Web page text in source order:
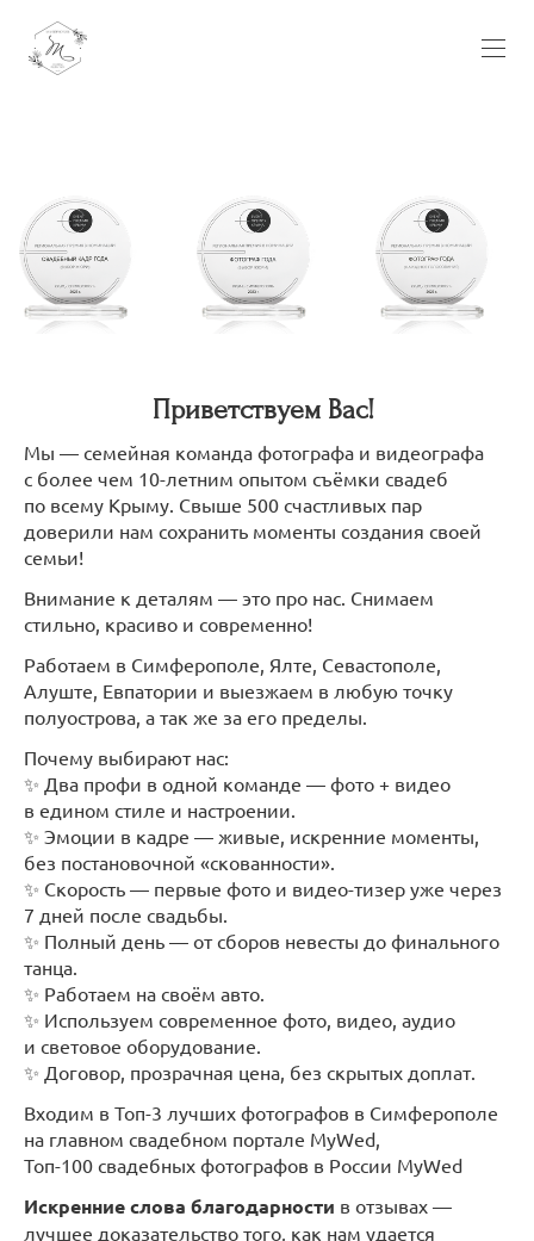
Приветствуем Вас!
Мы — семейная команда фотографа и видеографа
с более чем 10-летним опытом съёмки свадеб
по всему Крыму. Свыше 500 счастливых пар
доверили нам сохранить моменты создания своей
семьи!
Внимание к деталям — это про нас. Снимаем
стильно, красиво и современно!
Работаем в Симферополе, Ялте, Севастополе,
Алуште, Евпатории и выезжаем в любую точку
полуострова, а так же за его пределы.
Почему выбирают нас:
✨ Два профи в одной команде — фото + видео
в едином стиле и настроении.
✨ Эмоции в кадре — живые, искренние моменты,
без постановочной «скованности».
✨ Скорость — первые фото и видео-тизер уже через
7 дней после свадьбы.
✨ Полный день — от сборов невесты до финального
танца.
✨ Работаем на своём авто.
✨ Используем современное фото, видео, аудио
и световое оборудование.
✨ Договор, прозрачная цена, без скрытых доплат.
Входим в Топ-3 лучших фотографов в Симферополе
на главном свадебном портале MyWed,
Топ-100 свадебных фотографов в России MyWed
Искренние слова благодарности в отзывах —
лучшее доказательство того, как нам удается